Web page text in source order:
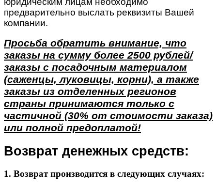
предварительно выслать реквизиты Вашей
компании.
Просьба обратить внимание, что
заказы на сумму более 2500 рублей/
заказы с посадочным материалом
(саженцы, луковицы, корни), а также
заказы из отделенных регионов
страны принимаются только с
частичной (30% от стоимости заказа)
или полной предоплатой!
Возврат денежных средств:
1. Возврат производится в следующих случаях: